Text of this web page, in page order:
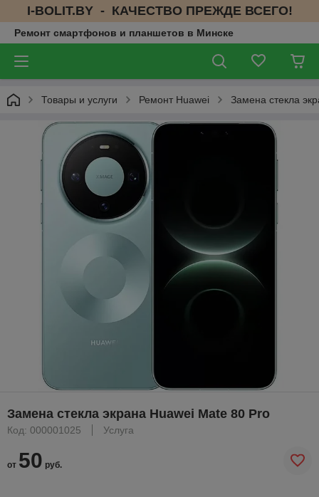
I-BOLIT.BY - КАЧЕСТВО ПРЕЖДЕ ВСЕГО!
Ремонт смартфонов и планшетов в Минске
Товары и услуги Ремонт Huawei Замена стекла
Замена стекла экрана Huawei Mate 80 Pro
Код: 000001025 Услуга
от 50 руб.